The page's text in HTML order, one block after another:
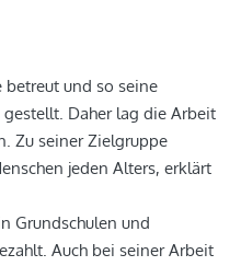
betreut und so seine
Daher lag die Arbeit
Zu seiner Zielgruppe
jeden Alters, erklärt
Grundschulen und
Auch bei seiner Arbeit